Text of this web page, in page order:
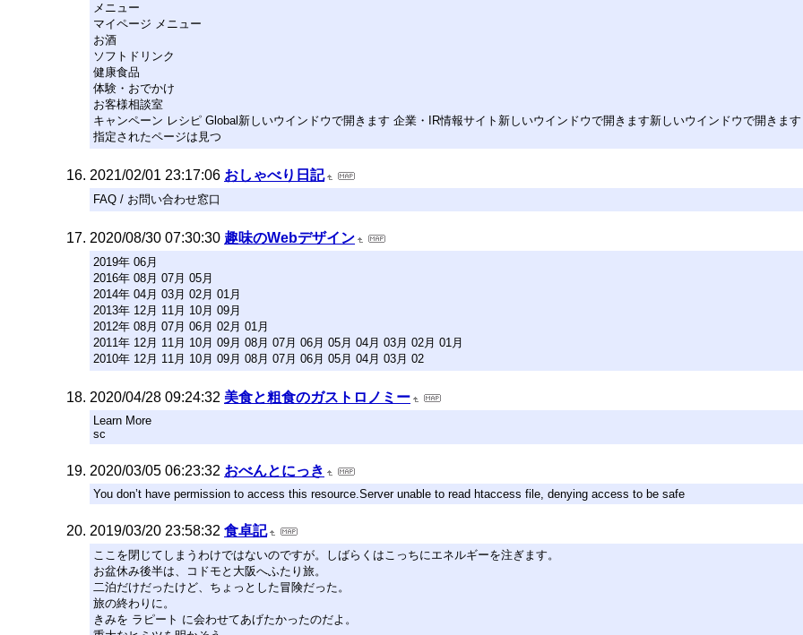
メニュー
マイページ メニュー
お酒
ソフトドリンク
健康食品
体験・おでかけ
お客様相談室
キャンペーン レシピ Global新しいウインドウで開きます 企業・IR情報サイト新しいウインドウで開きます新しいウインドウで開きま
指定されたページは見つ
2021/02/01 23:17:06 おしゃべり日記
FAQ / お問い合わせ窓口
2020/08/30 07:30:30 趣味のWebデザイン
2019年 06月
2016年 08月 07月 05月
2014年 04月 03月 02月 01月
2013年 12月 11月 10月 09月
2012年 08月 07月 06月 02月 01月
2011年 12月 11月 10月 09月 08月 07月 06月 05月 04月 03月 02月 01月
2010年 12月 11月 10月 09月 08月 07月 06月 05月 04月 03月 02
2020/04/28 09:24:32 美食と粗食のガストロノミー
Learn More
sc
2020/03/05 06:23:32 おべんとにっき
You don’t have permission to access this resource.Server unable to read htaccess file, denying access to be safe
2019/03/20 23:58:32 食卓記
ここを閉じてしまうわけではないのですが。しばらくはこっちにエネルギーを注ぎます。
お盆休み後半は、コドモと大阪へふたり旅。
二泊だけだったけど、ちょっとした冒険だった。
旅の終わりに。
きみを ラピート に会わせてあげたかったのだよ。